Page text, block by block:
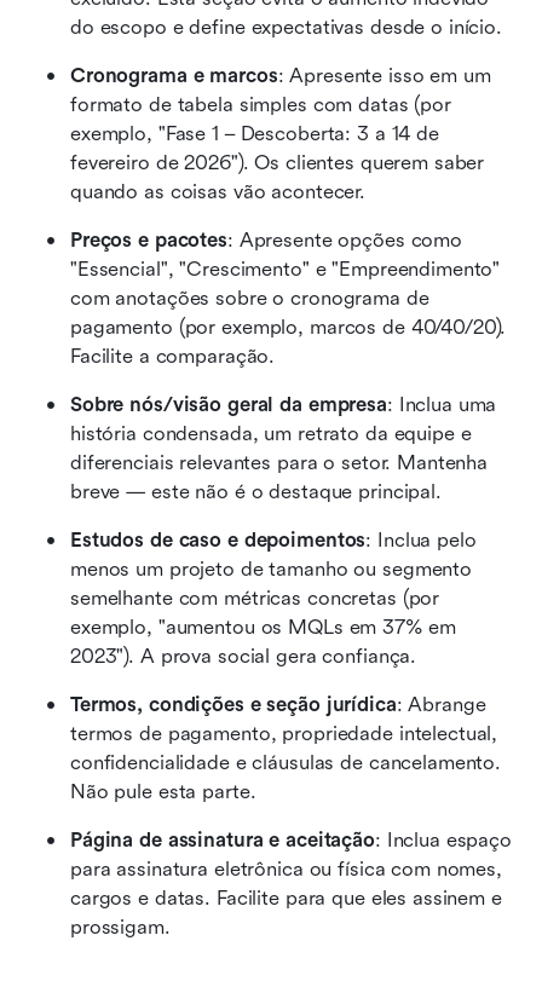
do escopo e define expectativas desde o início.
Cronograma e marcos: Apresente isso em um
formato de tabela simples com datas (por
exemplo, "Fase 1 – Descoberta: 3 a 14 de
fevereiro de 2026"). Os clientes querem saber
quando as coisas vão acontecer.
Preços e pacotes: Apresente opções como
"Essencial", "Crescimento" e "Empreendimento"
com anotações sobre o cronograma de
pagamento (por exemplo, marcos de 40/40/20).
Facilite a comparação.
Sobre nós/visão geral da empresa: Inclua uma
história condensada, um retrato da equipe e
diferenciais relevantes para o setor. Mantenha
breve — este não é o destaque principal.
Estudos de caso e depoimentos: Inclua pelo
menos um projeto de tamanho ou segmento
semelhante com métricas concretas (por
exemplo, "aumentou os MQLs em 37% em
2023"). A prova social gera confiança.
Termos, condições e seção jurídica: Abrange
termos de pagamento, propriedade intelectual,
confidencialidade e cláusulas de cancelamento.
Não pule esta parte.
Página de assinatura e aceitação: Inclua espaço
para assinatura eletrônica ou física com nomes,
cargos e datas. Facilite para que eles assinem e
prossigam.